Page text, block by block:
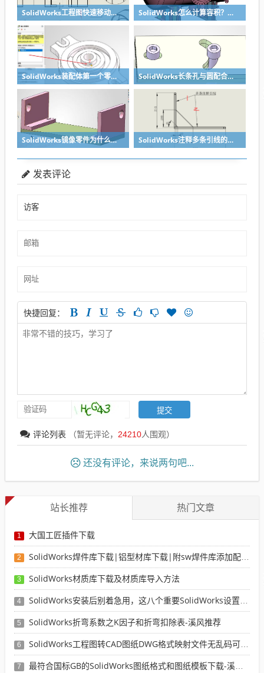
SolidWorks工程图快速移动视图位置技巧，溪风实战分享 SolidWorks怎么计算容积？容器的体积？
SolidWorks装配体第一个零件怎么固定到中心原点？90%的人一开始就做错了 SolidWorks长条孔与圆配合，槽口与圆配合超快方法
SolidWorks镜像零件为什么不对称？镜像命令使用详解 SolidWorks注释多条引线的方法步骤
发表评论
快捷回复：
评论列表 （暂无评论， 24210人围观）
还没有评论，来说两句吧...
站长推荐 热门文章
1 大国工匠插件下载
2 SolidWorks焊件库下载|铝型材库下载|附sw焊件库添加配置使用教程
3 SolidWorks材质库下载及材质库导入方法
4 SolidWorks安装后别着急用，这八个重要SolidWorks设置可以提高你的画图效率
5 SolidWorks折弯系数之K因子和折弯扣除表-溪风推荐
6 SolidWorks工程图转CAD图纸DWG格式映射文件无乱码可分层-溪风亲测推荐
7 最符合国标GB的SolidWorks图纸格式和图纸模板下载-溪风专用版